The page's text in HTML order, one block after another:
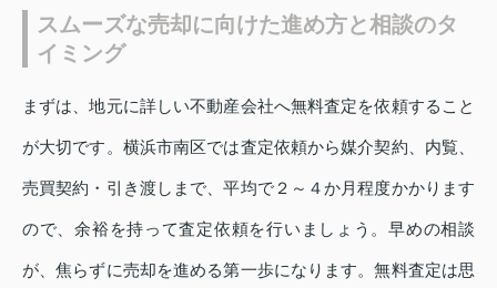
スムーズな売却に向けた進め方と相談のタ
イミング
まずは、地元に詳しい不動産会社へ無料査定を依頼すること
が大切です。横浜市南区では査定依頼から媒介契約、内覧、
売買契約・引き渡しまで、平均で２～４か月程度かかります
ので、余裕を持って査定依頼を行いましょう。早めの相談
が、焦らずに売却を進める第一歩になります。無料査定は思